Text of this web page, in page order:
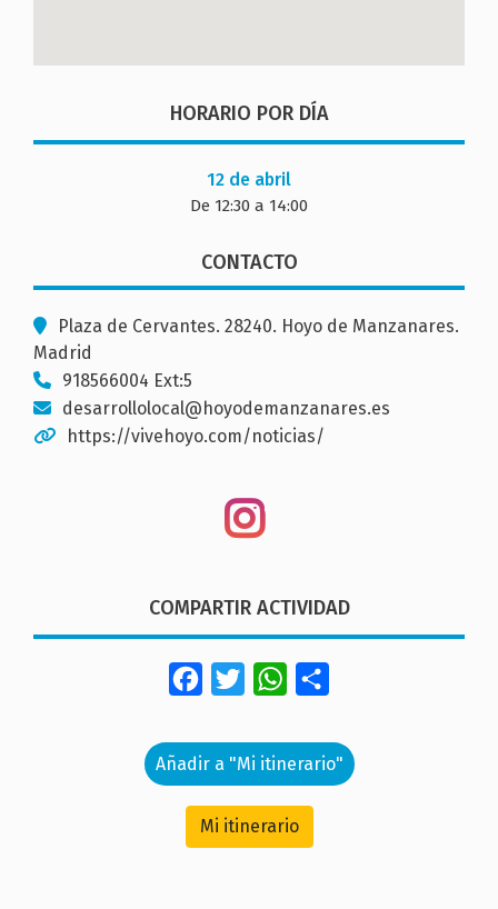
HORARIO POR DÍA
12 de abril
De 12:30 a 14:00
CONTACTO
Plaza de Cervantes. 28240. Hoyo de Manzanares.
Madrid
918566004 Ext:5
desarrollolocal@hoyodemanzanares.es
https://vivehoyo.com/noticias/
COMPARTIR ACTIVIDAD
FacebookTwitterWhatsApp
Añadir a "Mi itinerario"
Mi itinerario